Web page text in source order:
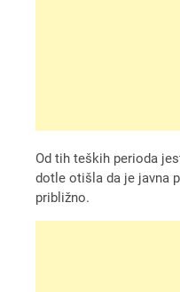
Od tih teških perioda
dotle otišla da je javna
približno.